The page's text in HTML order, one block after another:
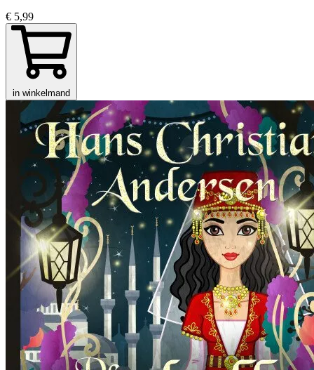
€ 5,99
in winkelmand